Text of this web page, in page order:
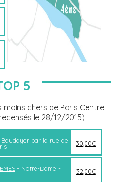
5
moins chers de Paris Centre
le 28/12/2015)
par la rue de 30,00€
- Notre-Dame - 32,00€